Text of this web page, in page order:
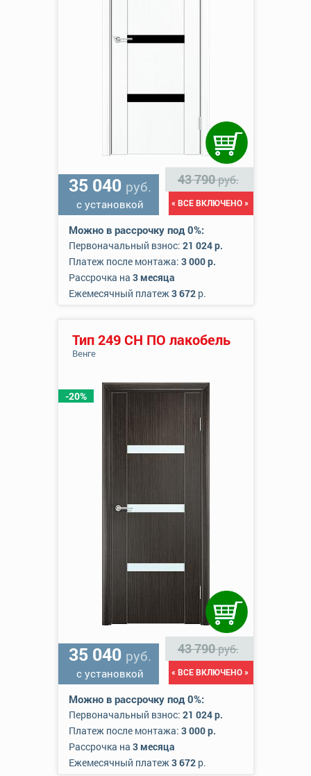
35 040 руб.
с установкой
43 790руб.
« ВСЕ ВКЛЮЧЕНО »
Можно в рассрочку под 0%:
Первоначальный взнос: 21 024 р.
Платеж после монтажа: 3 000 р.
Рассрочка на 3 месяца
Ежемесячный платеж3 672р.
-20%
Тип 249 СН ПО лакобель
Венге
35 040 руб.
с установкой
43 790руб.
« ВСЕ ВКЛЮЧЕНО »
Можно в рассрочку под 0%:
Первоначальный взнос: 21 024 р.
Платеж после монтажа: 3 000 р.
Рассрочка на 3 месяца
Ежемесячный платеж3 672р.